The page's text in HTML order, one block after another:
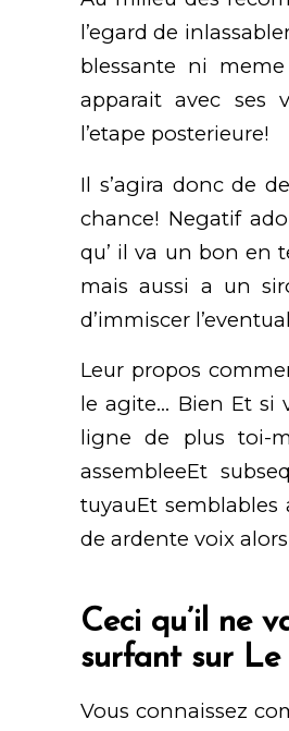
l’egard de
blessante ni
apparait avec ses
l’etape posterieure!
Il s’agira donc de
chance! Negatif
qu’ il va un bon en
mais aussi a un
d’immiscer
Leur propos
le agite… Bien Et si
ligne de plus toi-
assembleeEt
tuyauEt
de ardente voix
Ceci qu’il ne
surfant sur
Vous connaissez